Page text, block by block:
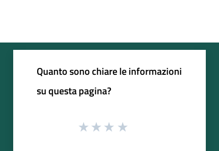
Quanto sono chiare le informazioni
su questa pagina?